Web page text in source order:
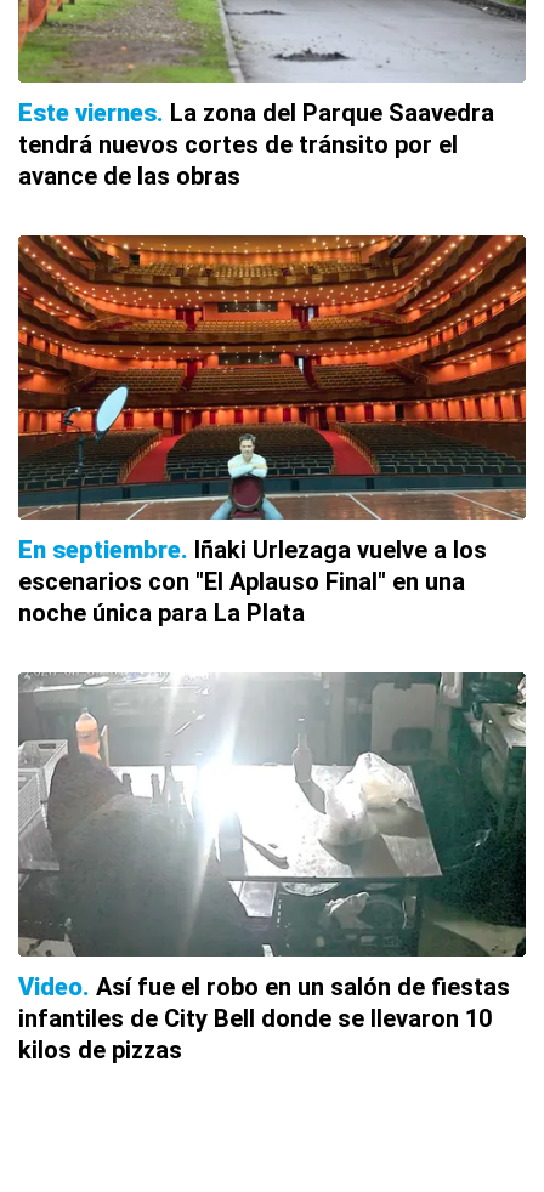
Este viernes La zona del Parque Saavedra
tendrá nuevos cortes de tránsito por el
avance de las obras
En septiembre Iñaki Urlezaga vuelve a los
escenarios con "El Aplauso Final" en una
noche única para La Plata
Video Así fue el robo en un salón de fiestas
infantiles de City Bell donde se llevaron 10
kilos de pizzas